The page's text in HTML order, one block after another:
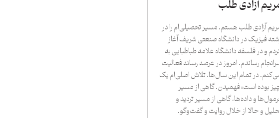
آزادی طلب
آزادی طلب هستم. مسیر تحصیلی‌ام را در
فیزیک در دانشگاه صنعتی شریف آغاز
و در فلسفه دانشگاه علامه طباطبایی به
رساندم. امروز در عرصه رسانه فعالیت
در تمام این سال‌ها، تلاش اصلی‌ام یک
بوده است: فهمیدن. گاهی از مسیر
و داده‌ها، گاهی از مسیر تردید و
و حالا از خلال روایت و گفت‌وگو.